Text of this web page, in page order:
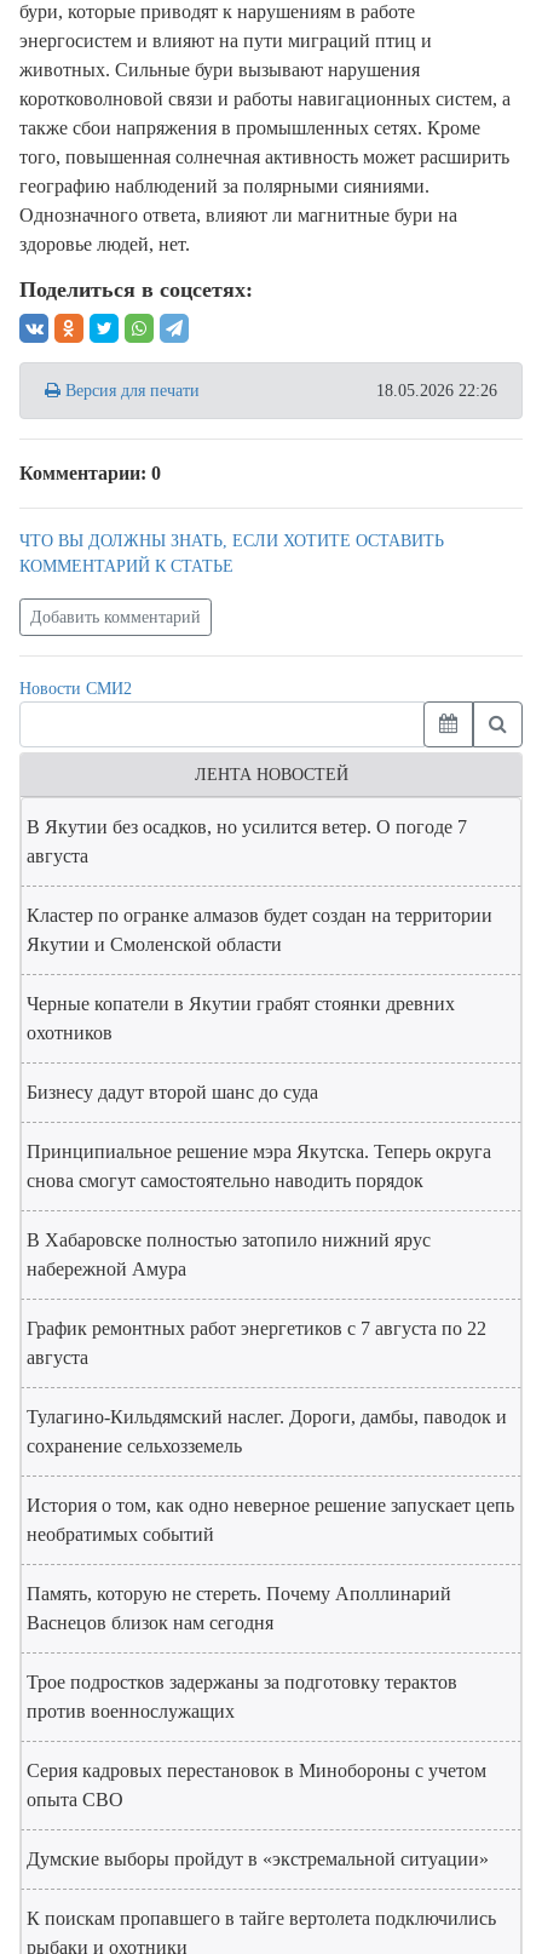
бури, которые приводят к нарушениям в работе
энергосистем и влияют на пути миграций птиц и
животных. Сильные бури вызывают нарушения
коротковолновой связи и работы навигационных систем, а
также сбои напряжения в промышленных сетях. Кроме
того, повышенная солнечная активность может расширить
географию наблюдений за полярными сияниями.
Однозначного ответа, влияют ли магнитные бури на
здоровье людей, нет.
Поделиться в соцсетях:
Версия для печати 18.05.2026 22:26
Комментарии: 0
ЧТО ВЫ ДОЛЖНЫ ЗНАТЬ, ЕСЛИ ХОТИТЕ ОСТАВИТЬ
КОММЕНТАРИЙ К СТАТЬЕ
Добавить комментарий
Новости СМИ2
ЛЕНТА НОВОСТЕЙ
В Якутии без осадков, но усилится ветер. О погоде 7
августа
Кластер по огранке алмазов будет создан на территории
Якутии и Смоленской области
Черные копатели в Якутии грабят стоянки древних
охотников
Бизнесу дадут второй шанс до суда
Принципиальное решение мэра Якутска. Теперь округа
снова смогут самостоятельно наводить порядок
В Хабаровске полностью затопило нижний ярус
набережной Амура
График ремонтных работ энергетиков с 7 августа по 22
августа
Тулагино-Кильдямский наслег. Дороги, дамбы, паводок и
сохранение сельхозземель
История о том, как одно неверное решение запускает цепь
необратимых событий
Память, которую не стереть. Почему Аполлинарий
Васнецов близок нам сегодня
Трое подростков задержаны за подготовку терактов
против военнослужащих
Серия кадровых перестановок в Минобороны с учетом
опыта СВО
Думские выборы пройдут в «экстремальной ситуации»
К поискам пропавшего в тайге вертолета подключились
рыбаки и охотники